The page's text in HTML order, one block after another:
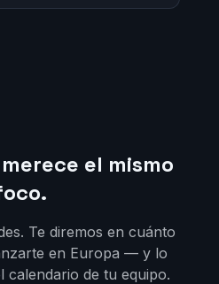
el mismo
Te diremos en cuánto
en Europa — y lo
calendario de tu equipo.